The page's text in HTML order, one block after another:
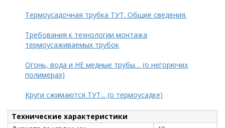
Термоусадочная трубка ТУТ. Общие сведения.
Требования к технологии монтажа
термоусаживаемых трубок
Огонь, вода и НЕ медные трубы… (о негорючих
полимерах)
Круги сжимаются ТУТ... (о термоусадке)
Технические характеристики